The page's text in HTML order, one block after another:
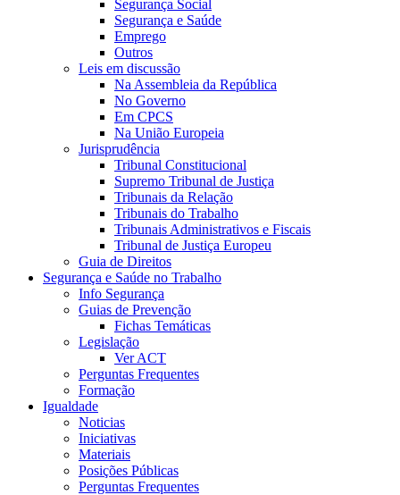
Segurança Social
Segurança e Saúde
Emprego
Outros
Leis em discussão
Na Assembleia da República
No Governo
Em CPCS
Na União Europeia
Jurisprudência
Tribunal Constitucional
Supremo Tribunal de Justiça
Tribunais da Relação
Tribunais do Trabalho
Tribunais Administrativos e Fiscais
Tribunal de Justiça Europeu
Guia de Direitos
Segurança e Saúde no Trabalho
Info Segurança
Guias de Prevenção
Fichas Temáticas
Legislação
Ver ACT
Perguntas Frequentes
Formação
Igualdade
Noticias
Iniciativas
Materiais
Posições Públicas
Perguntas Frequentes